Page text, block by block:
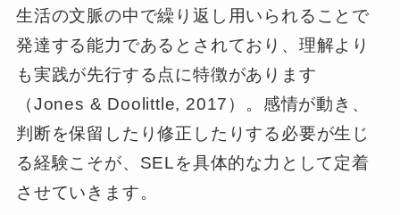
生活の文脈の中で繰り返し用いられることで
発達する能力であるとされており、理解より
も実践が先行する点に特徴があります
（Jones & Doolittle, 2017）。感情が動き、
判断を保留したり修正したりする必要が生じ
る経験こそが、SELを具体的な力として定着
させていきます。